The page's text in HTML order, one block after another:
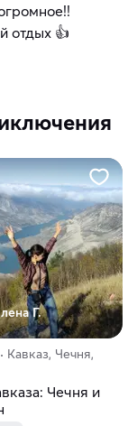
отдых 👍
Г.
Кавказ, Чечня,
Чечня и